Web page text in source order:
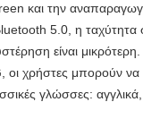
και την
5.0, η ταχύτητα
είναι μικρότερη.
οι χρήστες μπορούν
γλώσσες: αγγλικά,